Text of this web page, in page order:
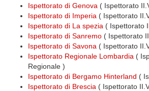
Ispettorato di Genova ( Ispettorato
Ispettorato di Imperia ( Ispettorato
Ispettorato di La spezia ( Ispettorato
Ispettorato di Sanremo ( Ispettorato
Ispettorato di Savona ( Ispettorato
Ispettorato Regionale Lombardia (
Regionale )
Ispettorato di Bergamo Hinterland (
Ispettorato di Brescia ( Ispettorato